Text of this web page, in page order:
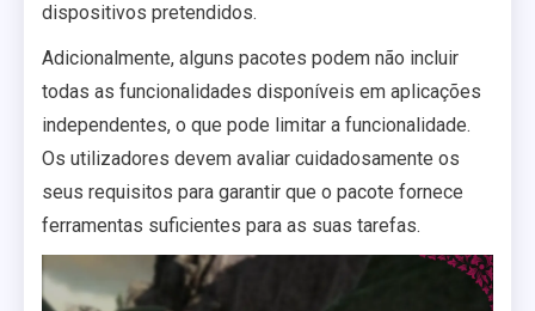
dispositivos pretendidos.
Adicionalmente, alguns pacotes podem não incluir
todas as funcionalidades disponíveis em aplicações
independentes, o que pode limitar a funcionalidade.
Os utilizadores devem avaliar cuidadosamente os
seus requisitos para garantir que o pacote fornece
ferramentas suficientes para as suas tarefas.